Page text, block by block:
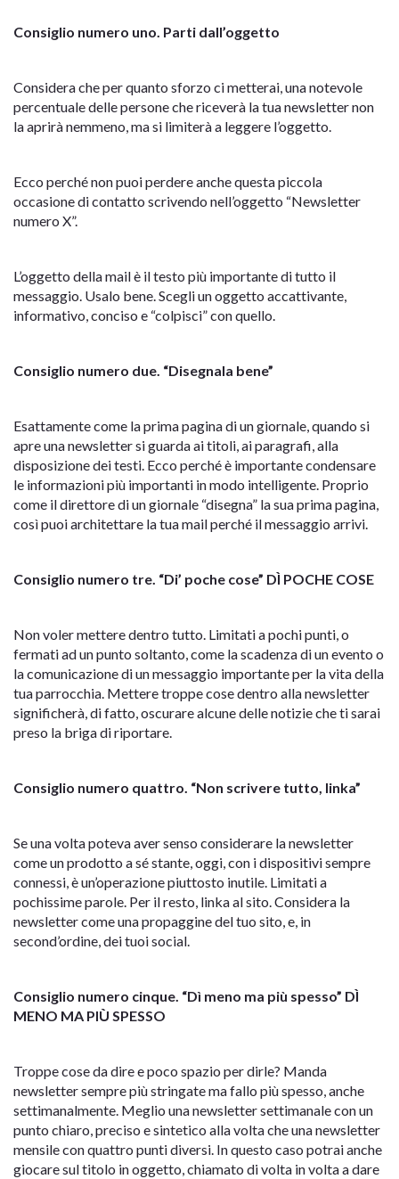
Consiglio numero uno. Parti dall’oggetto
Considera che per quanto sforzo ci metterai, una notevole
percentuale delle persone che riceverà la tua newsletter non
la aprirà nemmeno, ma si limiterà a leggere l’oggetto.
Ecco perché non puoi perdere anche questa piccola
occasione di contatto scrivendo nell’oggetto “Newsletter
numero X”.
L’oggetto della mail è il testo più importante di tutto il
messaggio. Usalo bene. Scegli un oggetto accattivante,
informativo, conciso e “colpisci” con quello.
Consiglio numero due. “Disegnala bene”
Esattamente come la prima pagina di un giornale, quando si
apre una newsletter si guarda ai titoli, ai paragrafi, alla
disposizione dei testi. Ecco perché è importante condensare
le informazioni più importanti in modo intelligente. Proprio
come il direttore di un giornale “disegna” la sua prima pagina,
così puoi architettare la tua mail perché il messaggio arrivi.
Consiglio numero tre. “Di’ poche cose” DÌ POCHE COSE
Non voler mettere dentro tutto. Limitati a pochi punti, o
fermati ad un punto soltanto, come la scadenza di un evento o
la comunicazione di un messaggio importante per la vita della
tua parrocchia. Mettere troppe cose dentro alla newsletter
significherà, di fatto, oscurare alcune delle notizie che ti sarai
preso la briga di riportare.
Consiglio numero quattro. “Non scrivere tutto, linka”
Se una volta poteva aver senso considerare la newsletter
come un prodotto a sé stante, oggi, con i dispositivi sempre
connessi, è un’operazione piuttosto inutile. Limitati a
pochissime parole. Per il resto, linka al sito. Considera la
newsletter come una propaggine del tuo sito, e, in
second’ordine, dei tuoi social.
Consiglio numero cinque. “Dì meno ma più spesso” DÌ
MENO MA PIÙ SPESSO
Troppe cose da dire e poco spazio per dirle? Manda
newsletter sempre più stringate ma fallo più spesso, anche
settimanalmente. Meglio una newsletter settimanale con un
punto chiaro, preciso e sintetico alla volta che una newsletter
mensile con quattro punti diversi. In questo caso potrai anche
giocare sul titolo in oggetto, chiamato di volta in volta a dare